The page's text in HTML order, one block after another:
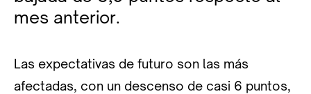
mes anterior.
Las expectativas de futuro son las más
afectadas, con un descenso de casi 6 puntos,